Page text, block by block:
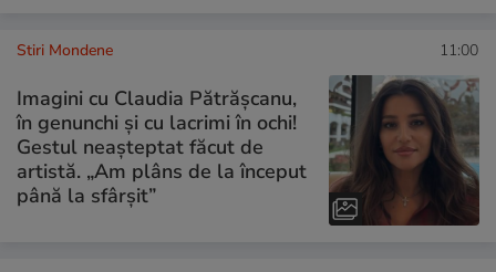
Stiri Mondene 11:00
Imagini cu Claudia Pătrășcanu,
în genunchi și cu lacrimi în ochi!
Gestul neașteptat făcut de
artistă. „Am plâns de la început
până la sfârșit”